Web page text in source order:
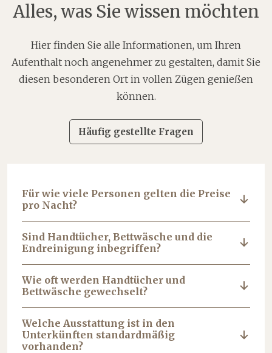
Alles, was Sie wissen möchten
Hier finden Sie alle Informationen, um Ihren
Aufenthalt noch angenehmer zu gestalten, damit Sie
diesen besonderen Ort in vollen Zügen genießen
können.
Häufig gestellte Fragen
Für wie viele Personen gelten die Preise
pro Nacht?
Sind Handtücher, Bettwäsche und die
Endreinigung inbegriffen?
Wie oft werden Handtücher und
Bettwäsche gewechselt?
Welche Ausstattung ist in den
Unterkünften standardmäßig
vorhanden?